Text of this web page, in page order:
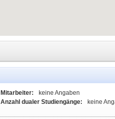
Mitarbeiter:
keine Angaben
Anzahl dualer Studiengänge:
keine